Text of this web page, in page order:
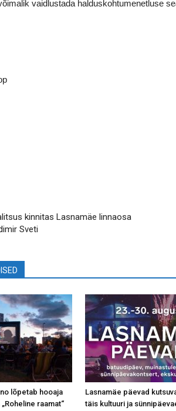
vaidlustada halduskohtumenetluse
kinnitas Lasnamäe linnaosa
Sveti
lõpetab hooaja
raamat“
Lasnamäe päevad
täis kultuuri ja